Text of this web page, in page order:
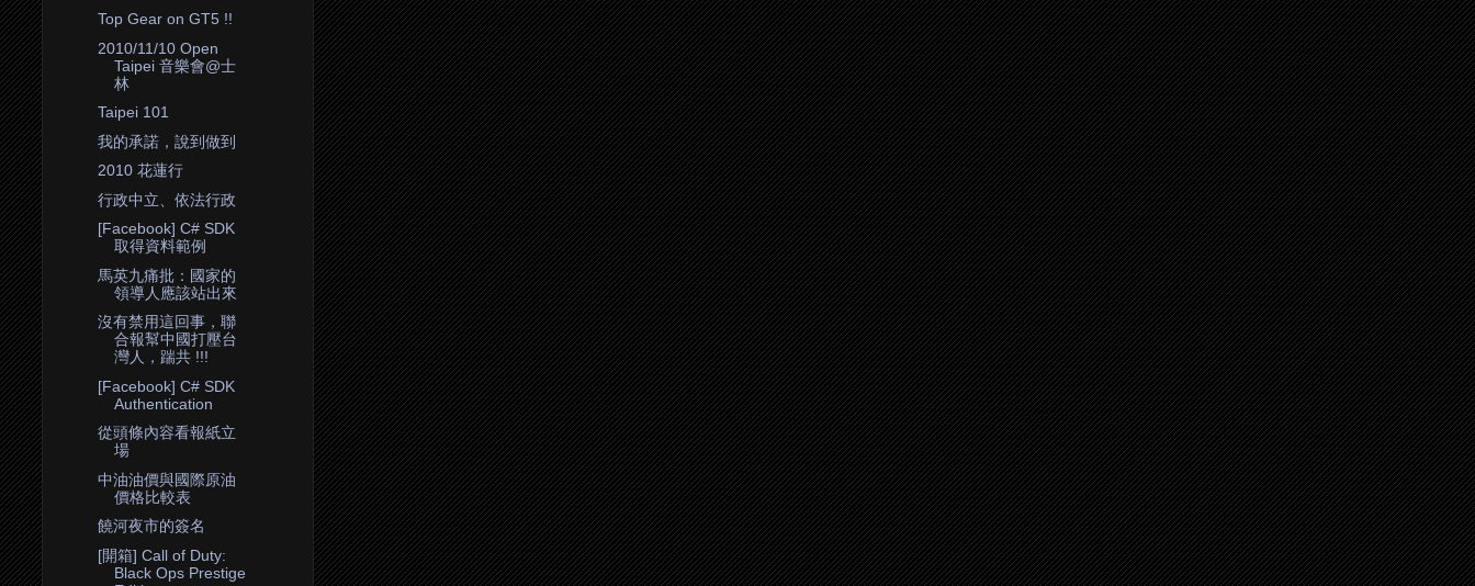
Top Gear on GT5 !!
2010/11/10 Open
Taipei 音樂會@士
林
Taipei 101
我的承諾，說到做到
2010 花蓮行
行政中立、依法行政
[Facebook] C# SDK
取得資料範例
馬英九痛批：國家的
領導人應該站出來
沒有禁用這回事，聯
合報幫中國打壓台
灣人，踹共 !!!
[Facebook] C# SDK
Authentication
從頭條內容看報紙立
場
中油油價與國際原油
價格比較表
饒河夜市的簽名
[開箱] Call of Duty:
Black Ops Prestige